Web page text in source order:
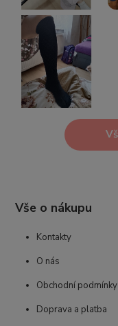
Vše o nákupu
Kontakty
O nás
Obchodní podmínky
Doprava a platba